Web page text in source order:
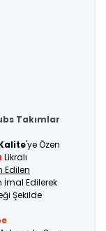
Takımlar
'ye Özen
Likralı
Edilen
İmal Edilerek
Şekilde